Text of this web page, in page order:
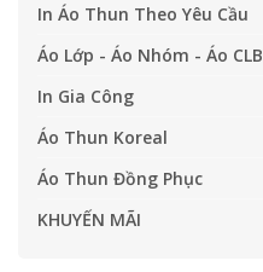
In Áo Thun Theo Yêu Cầu
Áo Lớp - Áo Nhóm - Áo CLB
In Gia Công
Áo Thun Koreal
Áo Thun Đồng Phục
KHUYẾN MÃI